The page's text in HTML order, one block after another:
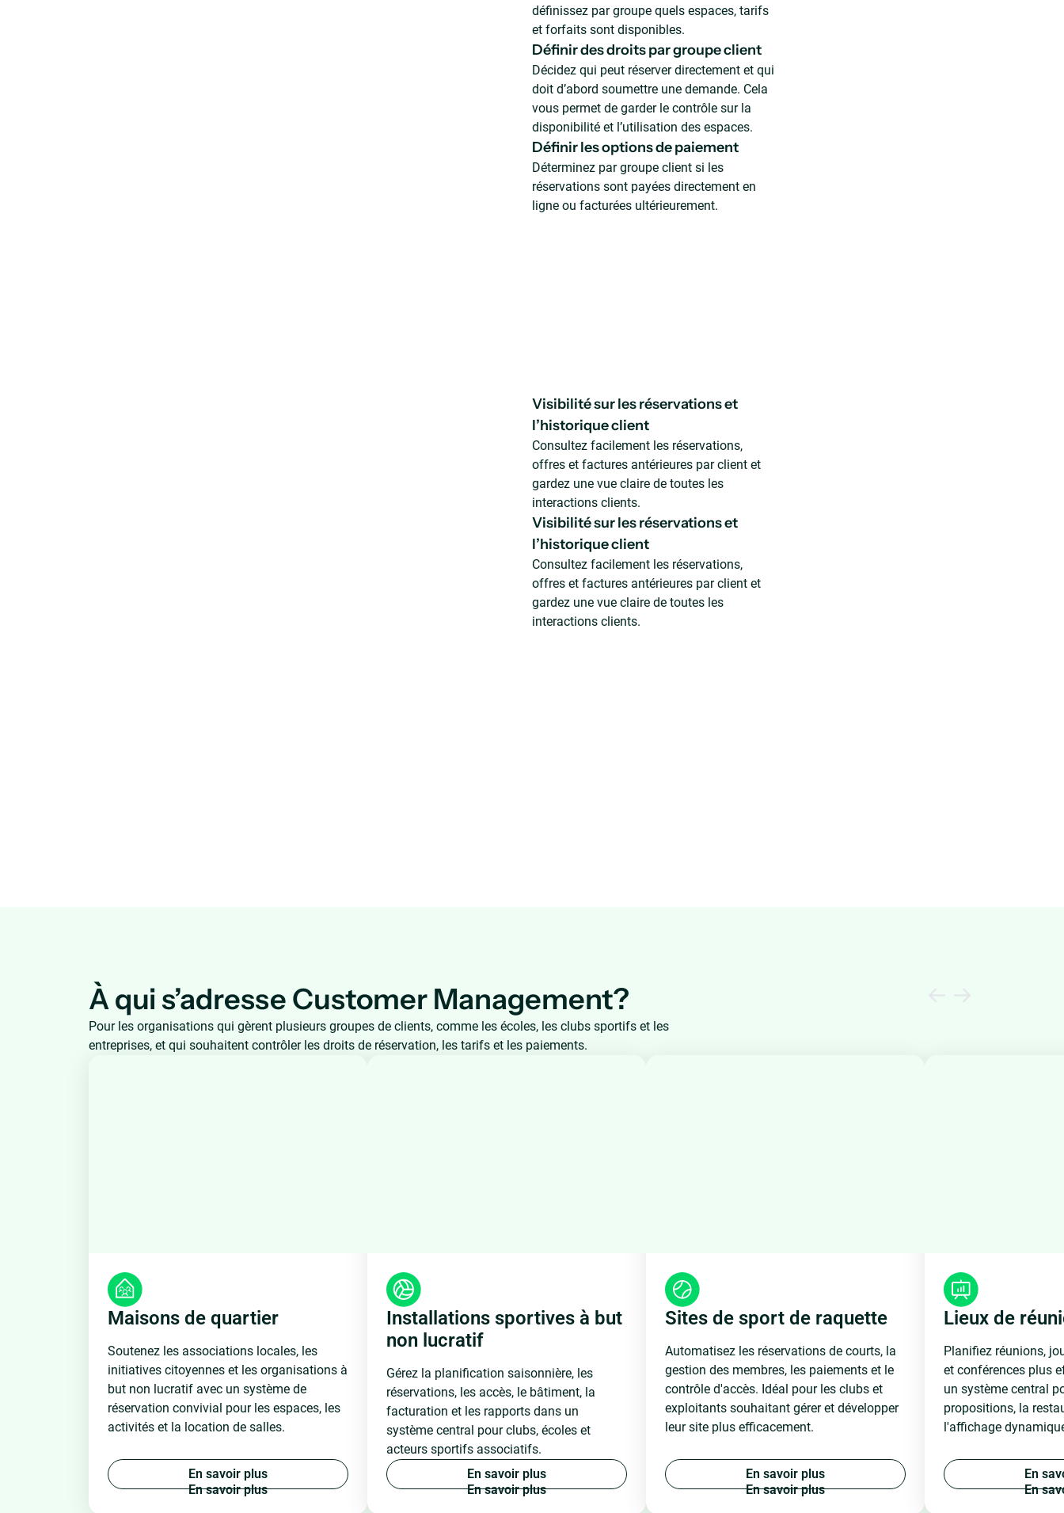
définissez par groupe quels espaces, tarifs
et forfaits sont disponibles.
Définir des droits par groupe client
Décidez qui peut réserver directement et qui
doit d’abord soumettre une demande. Cela
vous permet de garder le contrôle sur la
disponibilité et l’utilisation des espaces.
Définir les options de paiement
Déterminez par groupe client si les
réservations sont payées directement en
ligne ou facturées ultérieurement.
Visibilité sur les réservations et
l’historique client
Consultez facilement les réservations,
offres et factures antérieures par client et
gardez une vue claire de toutes les
interactions clients.
Visibilité sur les réservations et
l’historique client
Consultez facilement les réservations,
offres et factures antérieures par client et
gardez une vue claire de toutes les
interactions clients.
À qui s’adresse Customer Management?
Pour les organisations qui gèrent plusieurs groupes de clients, comme les écoles, les clubs sportifs et les
entreprises, et qui souhaitent contrôler les droits de réservation, les tarifs et les paiements.
Maisons de quartier
Soutenez les associations locales, les
initiatives citoyennes et les organisations à
but non lucratif avec un système de
réservation convivial pour les espaces, les
activités et la location de salles.
En savoir plus
Installations sportives à but
non lucratif
Gérez la planification saisonnière, les
réservations, les accès, le bâtiment, la
facturation et les rapports dans un
système central pour clubs, écoles et
acteurs sportifs associatifs.
En savoir plus
Sites de sport de raquette
Automatisez les réservations de courts, la
gestion des membres, les paiements et le
contrôle d'accès. Idéal pour les clubs et
exploitants souhaitant gérer et développer
leur site plus efficacement.
En savoir plus
Lieux de
Planifiez réunions,
et conférences plus
un système central
propositions, la
l'affichage
En sav